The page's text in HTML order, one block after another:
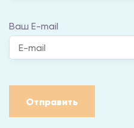
Ваш E-mail
Отправить